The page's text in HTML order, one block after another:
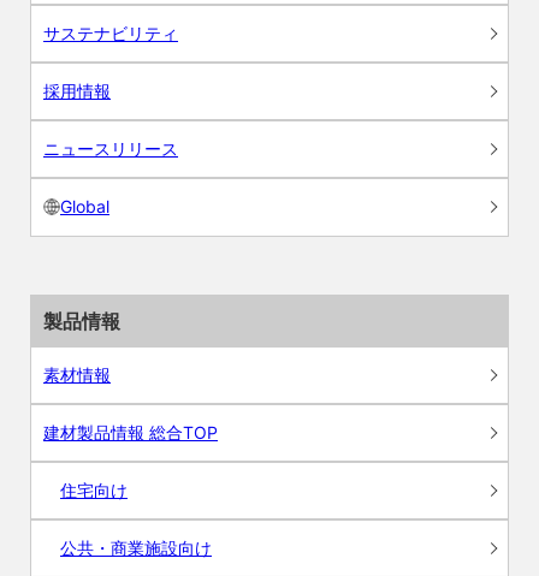
サステナビリティ
採用情報
ニュースリリース
Global
製品情報
素材情報
建材製品情報 総合TOP
住宅向け
公共・商業施設向け